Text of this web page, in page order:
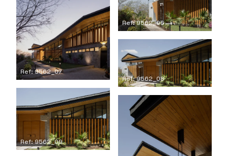
Ref: 9562_06
Ref: 9562_07
Ref: 9562_08
Ref: 9562_09